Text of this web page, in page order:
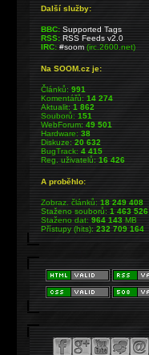
Další služby:
BBC: Supported Tags
RSS: RSS Feeds v2.0
IRC: #soom(irc.2600.net)
Na SOOM.cz je:
Článků:991
Komentářů:14 274
Aktualit:1 862
Souborů:151
WebForum:49 501
Hardware:38
Diskuze:20 632
BugTrack:4 415
Reg. uživatelů:16 426
A proběhlo:
Zobraz. článků:18 249 408
Staženo souborů:1 463 526
Staženo dat:964 143MB
Přístupy (hits):232 709 164